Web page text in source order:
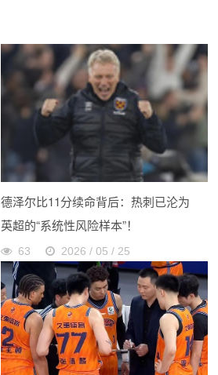
德泽尔比11分续命背后：热刺已沦为
英超的“系统性风险样本”！
63 2026 / 05 / 25